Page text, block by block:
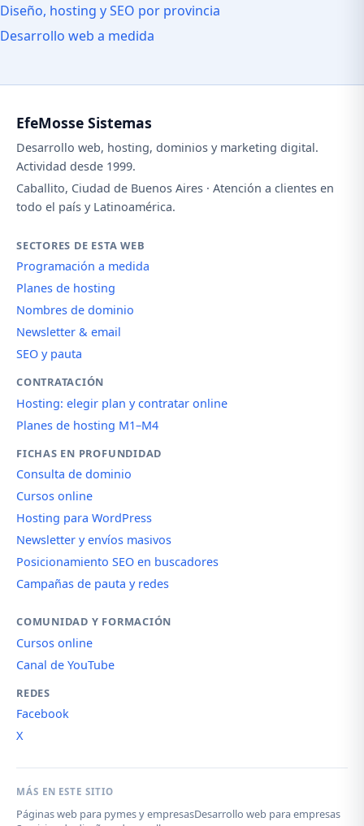
Diseño, hosting y SEO por provincia
Desarrollo web a medida
EfeMosse Sistemas
Desarrollo web, hosting, dominios y marketing digital.
Actividad desde 1999.
Caballito, Ciudad de Buenos Aires · Atención a clientes en
todo el país y Latinoamérica.
SECTORES DE ESTA WEB
Programación a medida
Planes de hosting
Nombres de dominio
Newsletter & email
SEO y pauta
CONTRATACIÓN
Hosting: elegir plan y contratar online
Planes de hosting M1–M4
FICHAS EN PROFUNDIDAD
Consulta de dominio
Cursos online
Hosting para WordPress
Newsletter y envíos masivos
Posicionamiento SEO en buscadores
Campañas de pauta y redes
COMUNIDAD Y FORMACIÓN
Cursos online
Canal de YouTube
REDES
Facebook
X
MÁS EN ESTE SITIO
Páginas web para pymes y empresasDesarrollo web para empresas